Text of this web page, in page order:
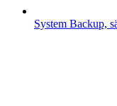
System Backup,